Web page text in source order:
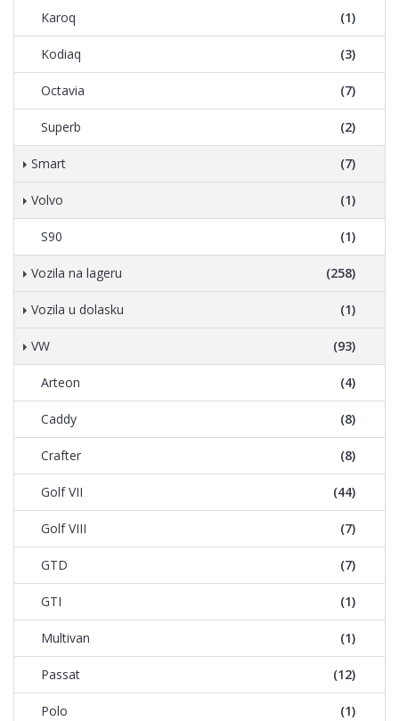
Karoq (1)
Kodiaq (3)
Octavia (7)
Superb (2)
Smart (7)
Volvo (1)
S90 (1)
Vozila na lageru (258)
Vozila u dolasku (1)
VW (93)
Arteon (4)
Caddy (8)
Crafter (8)
Golf VII (44)
Golf VIII (7)
GTD (7)
GTI (1)
Multivan (1)
Passat (12)
Polo (1)